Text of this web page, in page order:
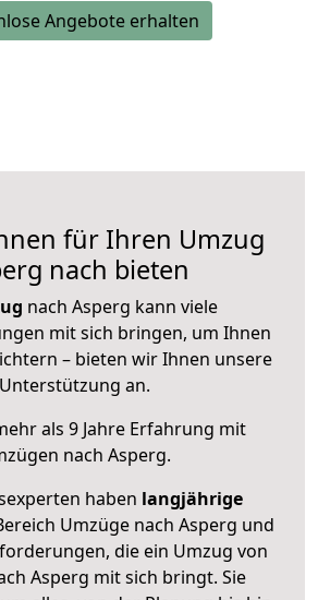
Angebote erhalten
für Ihren Umzug
nach bieten
nach Asperg kann viele
mit sich bringen, um Ihnen
– bieten wir Ihnen unsere
Unterstützung an.
als 9 Jahre Erfahrung mit
nach Asperg.
haben langjährige
Umzüge nach Asperg und
die ein Umzug von
Asperg mit sich bringt. Sie